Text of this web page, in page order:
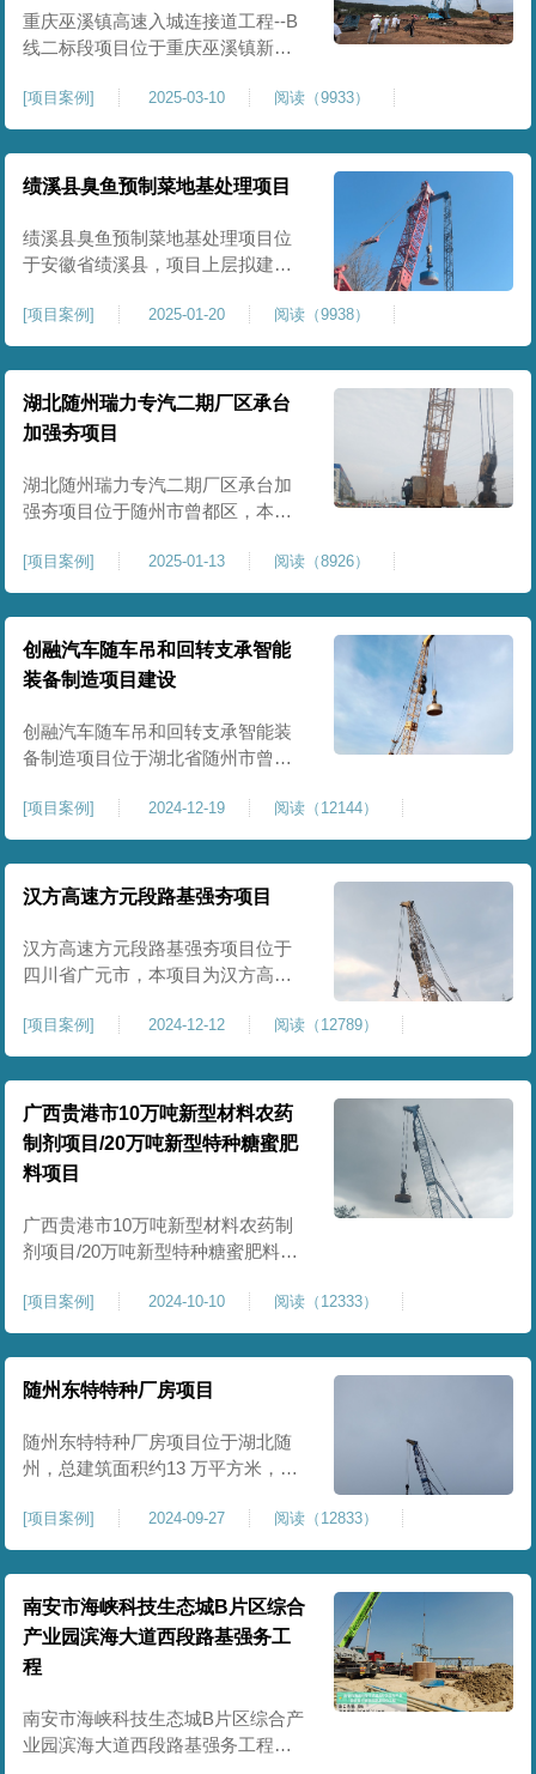
段，分区分段施工，投入强夯设备3
重庆巫溪镇高速入城连接道工程--B
线二标段项目位于重庆巫溪镇新建
形成，回填完成，强夯施工一次，
极大考验我司与土方单位交叉施工
能力。每标段强夯施工完成，现场
工程师组织三方验收一次，确认工
施工质量，确保工程整体质量。在
施工过程中我司严格按照设计规范
[项目案例] 2025-03-10 阅读（9933）
绩溪县臭鱼预制菜地基处理项目
绩溪县臭鱼预制菜地基处理项目位
于安徽省绩溪县，项目上层拟建生
米。本项目场地后续使用要求较
高，设计拟采用大夯击能进行场地
地基加固处理，我司配备FW5000A
大型强夯机一台，并配备28m龙门架
一幅辅助高能级强夯施工，配备
85T，直径为2m，高度为2.2m的柱
锤一个，柱锤接地面积更小，强夯
穿透
[项目案例] 2025-01-20 阅读（9938）
湖北随州瑞力专汽二期厂区承台
加强夯项目
湖北随州瑞力专汽二期厂区承台加
强夯项目位于随州市曾都区，本项
要求采用强夯置换工艺进行加固处
理，要求经处理深度不小于8米，地
基承载力不小于180Kpa，该项目场
地周边已有建筑物，且本项目采用
夯击能较大，夯击次数较多，为确
保场地临近建筑物安全性，我司在
临近建筑物的场地界限开挖减震沟
[项目案例] 2025-01-13 阅读（8926）
创融汽车随车吊和回转支承智能
装备制造项目建设
创融汽车随车吊和回转支承智能装
备制造项目位于湖北省随州市曾都
套设置，本次对主要对项目生产车
间区域进行强夯施工，面积约为
20000平方米，要求经强夯后地基承
载力不低于140Kpa。康尚强夯公司
场，设备型号为ZRYG3500C，施工
作业人员按照设计严格施工。
[项目案例] 2024-12-19 阅读（12144）
汉方高速方元段路基强夯项目
汉方高速方元段路基强夯项目位于
四川省广元市，本项目为汉方高速
240000平方米，施工周期长，待路
基回填达到设计标高后，强夯施工
一次。我司于土方单位交叉作业。
康尚强夯公司于2024年10月20日安
排设备人员进场，按照图纸设计施
工。
[项目案例] 2024-12-12 阅读（12789）
广西贵港市10万吨新型材料农药
制剂项目/20万吨新型特种糖蜜肥
料项目
广西贵港市10万吨新型材料农药制
剂项目/20万吨新型特种糖蜜肥料项
期施工，一期为10万吨新型材料农
药制剂项目施工，二期为20万吨新
型特种糖蜜肥料项目，两期项目都
采用基础承台加强夯和普通强夯施
使用要求，单独对基础承台位置地
基进行置换加强夯，其他区域采用
[项目案例] 2024-10-10 阅读（12333）
随州东特特种厂房项目
随州东特特种厂房项目位于湖北随
州，总建筑面积约13 万平方米，为
载力与均匀性要求严苛。项目于
2024 年 9 月正式开工，地基处理采
用高能级强夯施工工艺，通过大吨
位重锤动力固结，全面提升场地密
实度与承载性能，满足重载车间、
设备基础与行车轨道的长期稳定运
行要求。项目严格遵循强夯地基处
[项目案例] 2024-09-27 阅读（12833）
南安市海峡科技生态城B片区综合
产业园滨海大道西段路基强务工
程
南安市海峡科技生态城B片区综合产
业园滨海大道西段路基强务工程位